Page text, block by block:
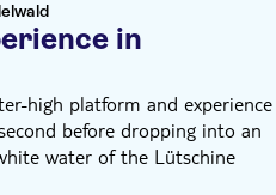
in
high platform and experience
before dropping into an
water of the Lütschine